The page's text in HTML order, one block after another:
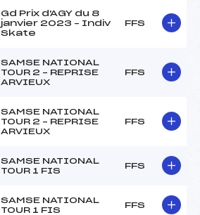
Gd Prix d'AGY du 8
janvier 2023 – Indiv
Skate
FFS
SAMSE NATIONAL
TOUR 2 – REPRISE
ARVIEUX
FFS
SAMSE NATIONAL
TOUR 2 – REPRISE
ARVIEUX
FFS
SAMSE NATIONAL
TOUR 1 FIS
FFS
SAMSE NATIONAL
TOUR 1 FIS
FFS